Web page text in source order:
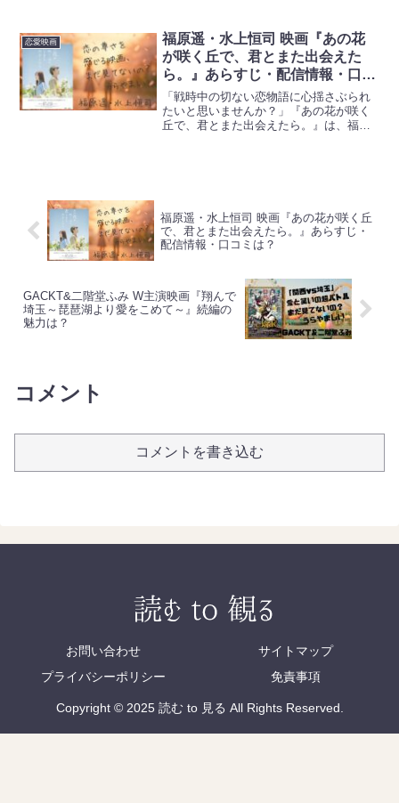
広島を舞台に展開するこの映画は、テレ
ビドラマ版とはまた...
恋愛映画
福原遥・水上恒司 映画『あの花
が咲く丘で、君とまた出会えた
ら。』あらすじ・配信情報・口コ
ミは？
「戦時中の切ない恋物語に心揺さぶられ
たいと思いませんか？」『あの花が咲く
丘で、君とまた出会えたら。』は、福原
福原遥・水上恒司 映画『あの花が咲く丘
で、君とまた出会えたら。』あらすじ・
配信情報・口コミは？
GACKT&二階堂ふみ W主演映画『翔んで
埼玉～琵琶湖より愛をこめて～』続編の
魅力は？
コメント
コメントを書き込む
お問い合わせ
サイトマップ
プライバシーポリシー
免責事項
Copyright © 2025 読む to 見る All Rights Reserved.